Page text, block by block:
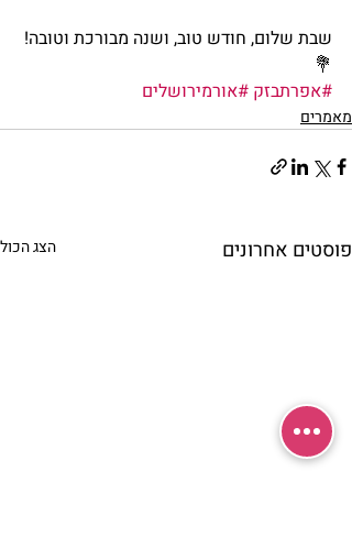
שבת שלום, חודש טוב, ושנה מבורכת וטובה!
💐
#אפרתבזק #אורמירושלים
מאמרים
פוסטים אחרונים הצג הכול